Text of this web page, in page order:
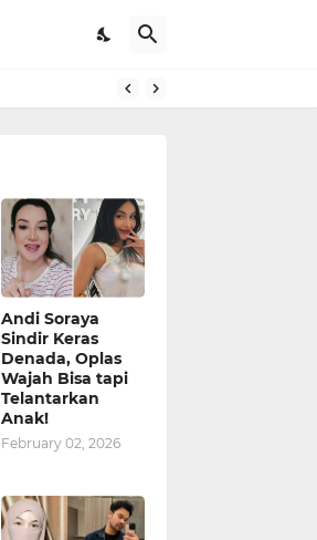
Andi Soraya
Sindir Keras
Denada, Oplas
Wajah Bisa tapi
Telantarkan
Anak!
February 02, 2026